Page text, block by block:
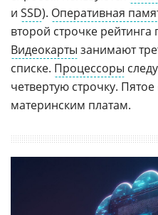
и SSD). Оперативная
второй строчке
Видеокарты занимают
списке. Процессоры
четвертую строчку.
материнским платам.